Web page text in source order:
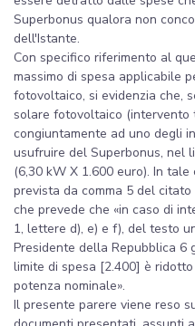
Superbonus qualora non
dell'Istante.
Con specifico riferimento al
massimo di spesa applicabile
fotovoltaico, si evidenzia che,
solare fotovoltaico (intervento
congiuntamente ad uno degli
usufruire del Superbonus, nel
(6,30 kW X 1.600 euro). In
prevista da comma 5 del
che prevede che «in caso di
1, lettere d), e) e f), del testo
Presidente della Repubblica 6
limite di spesa [2.400] è
potenza nominale».
Il presente parere viene reso